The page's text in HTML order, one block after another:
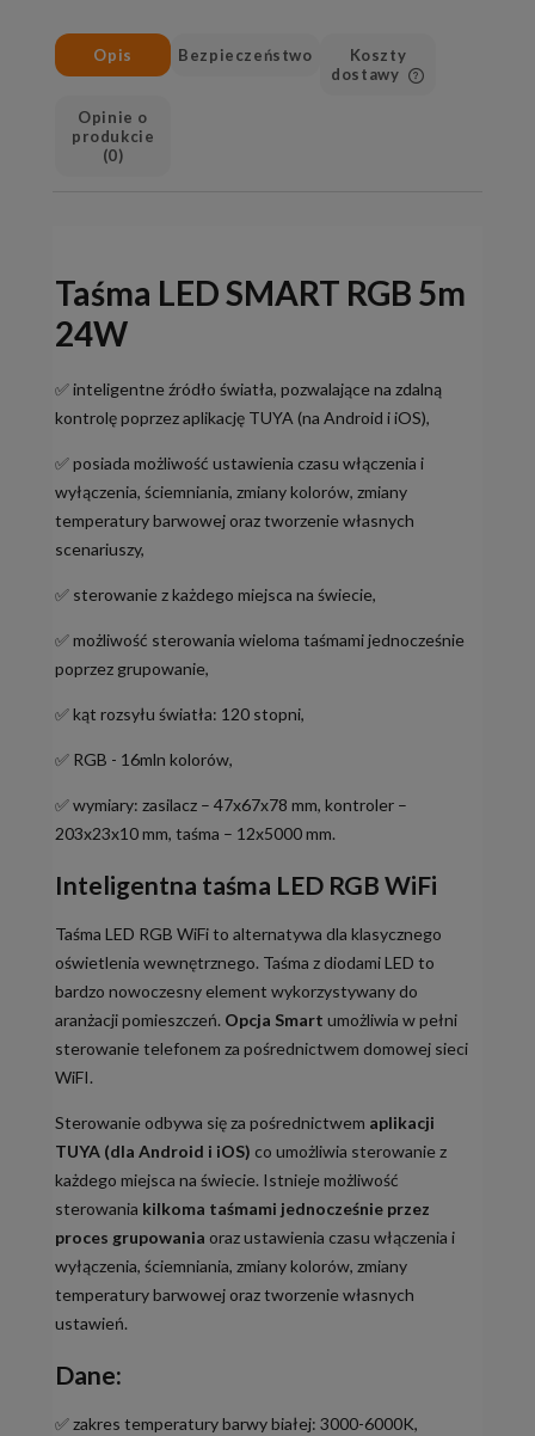
Opis Bezpieczeństwo
Koszty
dostawy
Opinie o
produkcie
(0)
Taśma LED SMART RGB 5m
24W
✅ inteligentne źródło światła, pozwalające na zdalną
kontrolę poprzez aplikację TUYA (na Android i iOS),
✅ posiada możliwość ustawienia czasu włączenia i
wyłączenia, ściemniania, zmiany kolorów, zmiany
temperatury barwowej oraz tworzenie własnych
scenariuszy,
✅ sterowanie z każdego miejsca na świecie,
✅ możliwość sterowania wieloma taśmami jednocześnie
poprzez grupowanie,
✅ kąt rozsyłu światła: 120 stopni,
✅ RGB - 16mln kolorów,
✅ wymiary: zasilacz – 47x67x78 mm, kontroler –
203x23x10 mm, taśma – 12x5000 mm.
Inteligentna taśma LED RGB WiFi
Taśma LED RGB WiFi to alternatywa dla klasycznego
oświetlenia wewnętrznego. Taśma z diodami LED to
bardzo nowoczesny element wykorzystywany do
aranżacji pomieszczeń. Opcja Smart umożliwia w pełni
sterowanie telefonem za pośrednictwem domowej sieci
WiFI.
Sterowanie odbywa się za pośrednictwem aplikacji
TUYA (dla Android i iOS) co umożliwia sterowanie z
każdego miejsca na świecie. Istnieje możliwość
sterowania kilkoma taśmami jednocześnie przez
proces grupowania oraz ustawienia czasu włączenia i
wyłączenia, ściemniania, zmiany kolorów, zmiany
temperatury barwowej oraz tworzenie własnych
ustawień.
Dane:
✅ zakres temperatury barwy białej: 3000-6000K,